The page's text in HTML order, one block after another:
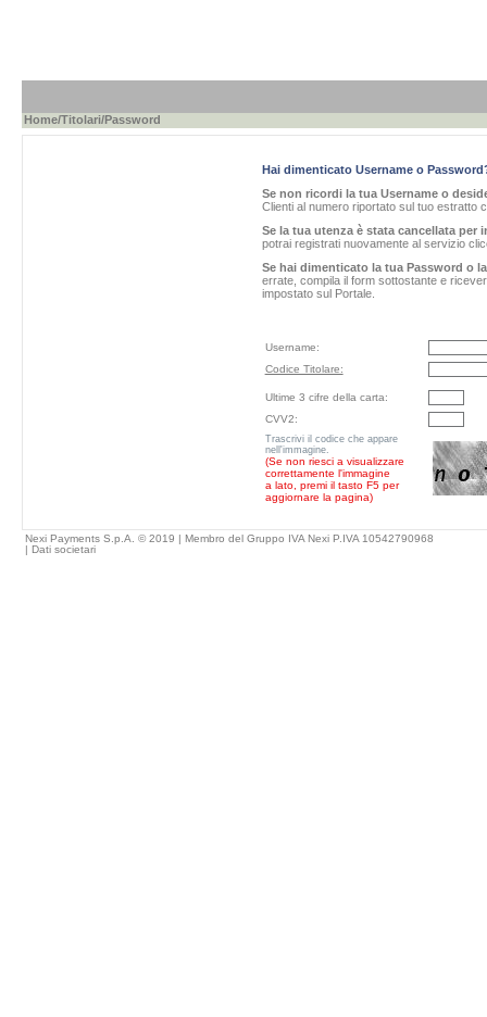
Home/Titolari/Password
Hai dimenticato Username o
Se non ricordi la tua Username o
Clienti al numero riportato sul tuo estratto
Se la tua utenza è stata cancellata per
potrai registrati nuovamente al servizio
Se hai dimenticato la tua Password o
errate, compila il form sottostante e
impostato sul Portale.
Username:
Codice Titolare:
Ultime 3 cifre della carta:
CVV2:
Trascrivi il codice che appare
nell'immagine.
(Se non riesci a visualizzare
correttamente l'immagine
a lato, premi il tasto F5 per
aggiornare la pagina)
Nexi Payments S.p.A. © 2019 | Membro del Gruppo IVA Nexi P.IVA 10542790968
| Dati societari